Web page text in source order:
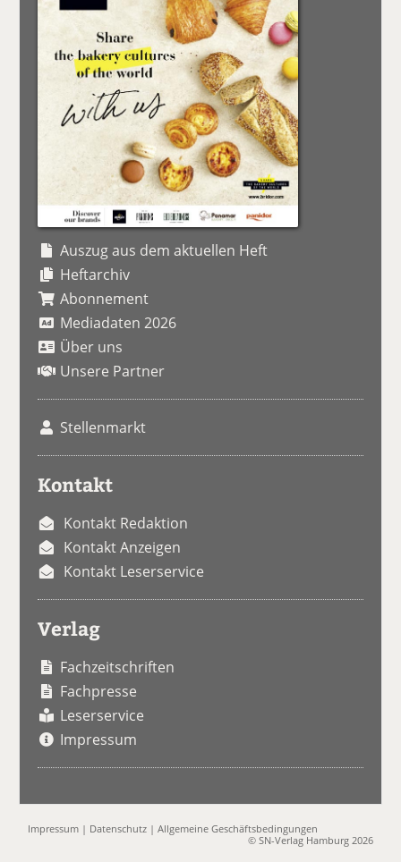
Auszug aus dem aktuellen Heft
Heftarchiv
Abonnement
Mediadaten 2026
Über uns
Unsere Partner
Stellenmarkt
Kontakt
Kontakt Redaktion
Kontakt Anzeigen
Kontakt Leserservice
Verlag
Fachzeitschriften
Fachpresse
Leserservice
Impressum
Impressum | Datenschutz |Allgemeine Geschäftsbedingungen
© SN-Verlag Hamburg 2026